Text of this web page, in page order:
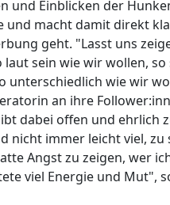
und Einblicken der
und macht damit direkt
geht. "Lasst uns
laut sein wie wir wollen,
unterschiedlich wie wir
an ihre
dabei offen und ehrlich
nicht immer leicht viel, zu
Angst zu zeigen, wer
viel Energie und Mut",